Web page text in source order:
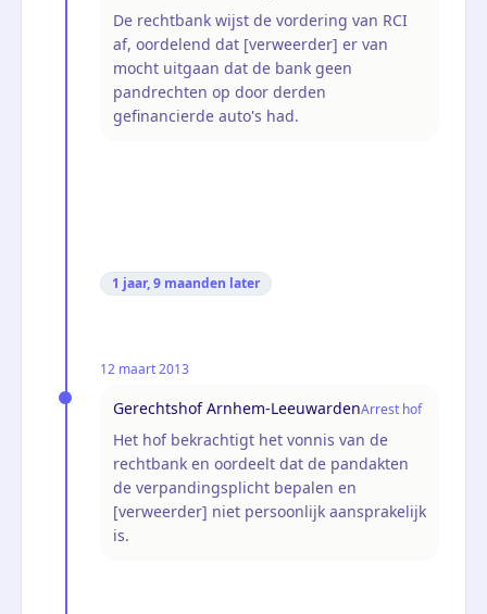
De rechtbank wijst de vordering van RCI
af, oordelend dat [verweerder] er van
mocht uitgaan dat de bank geen
pandrechten op door derden
gefinancierde auto's had.
1 jaar, 9 maanden later
12 maart 2013
Gerechtshof Arnhem-LeeuwardenArrest hof
Het hof bekrachtigt het vonnis van de
rechtbank en oordeelt dat de pandakten
de verpandingsplicht bepalen en
[verweerder] niet persoonlijk aansprakelijk
is.